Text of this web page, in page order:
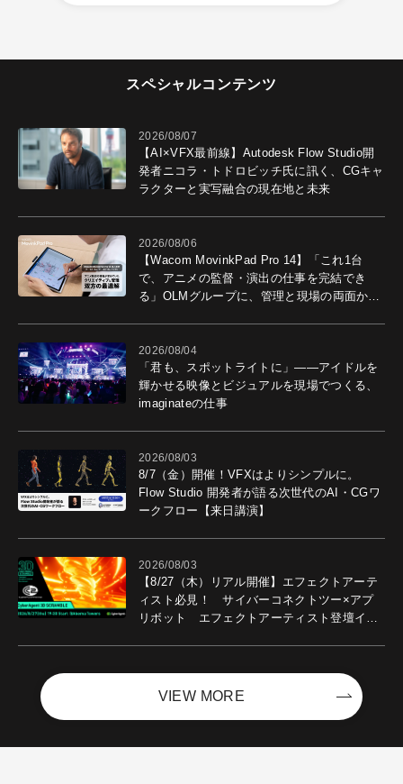
スペシャルコンテンツ
2026/08/07
【AI×VFX最前線】Autodesk Flow Studio開
発者ニコラ・トドロビッチ氏に訊く、CGキャ
ラクターと実写融合の現在地と未来
2026/08/06
【Wacom MovinkPad Pro 14】「これ1台
で、アニメの監督・演出の仕事を完結でき
る」OLMグループに、管理と現場の両面から
2026/08/04
「君も、スポットライトに」――アイドルを
輝かせる映像とビジュアルを現場でつくる、
imaginateの仕事
2026/08/03
8/7（金）開催！VFXはよりシンプルに。
Flow Studio 開発者が語る次世代のAI・CGワ
ークフロー【来日講演】
2026/08/03
【8/27（木）リアル開催】エフェクトアーテ
ィスト必見！ サイバーコネクトツー×アプ
リボット エフェクトアーティスト登壇イベ
VIEW MORE